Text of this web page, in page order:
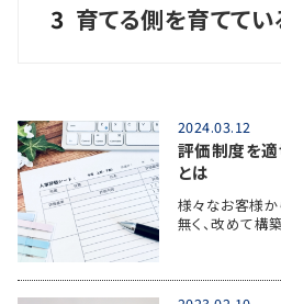
3 育てる側を育ててい
2024.03.12
評価制度を
とは
様々なお客様
無く、改めて構